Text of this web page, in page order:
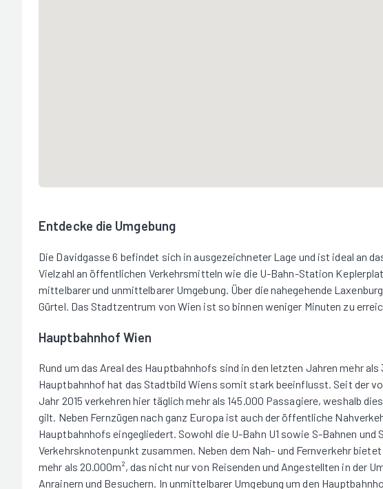
Entdecke die Umgebung
Die Davidgasse 6 befindet sich in ausgezeichneter Lage und ist ideal an
Vielzahl an öffentlichen Verkehrsmitteln wie die U-Bahn-Station
mittelbarer und unmittelbarer Umgebung. Über die nahegehende
Gürtel. Das Stadtzentrum von Wien ist so binnen weniger Minuten zu
Hauptbahnhof Wien
Rund um das Areal des Hauptbahnhofs sind in den letzten Jahren mehr
Hauptbahnhof hat das Stadtbild Wiens somit stark beeinflusst. Seit der
Jahr 2015 verkehren hier täglich mehr als 145.000 Passagiere, weshalb
gilt. Neben Fernzügen nach ganz Europa ist auch der öffentliche
Hauptbahnhofs eingegliedert. Sowohl die U-Bahn U1 sowie S-Bahnen und
Verkehrsknotenpunkt zusammen. Neben dem Nah- und Fernverkehr
mehr als 20.000m², das nicht nur von Reisenden und Angestellten in der
Anrainern und Besuchern. In unmittelbarer Umgebung um den